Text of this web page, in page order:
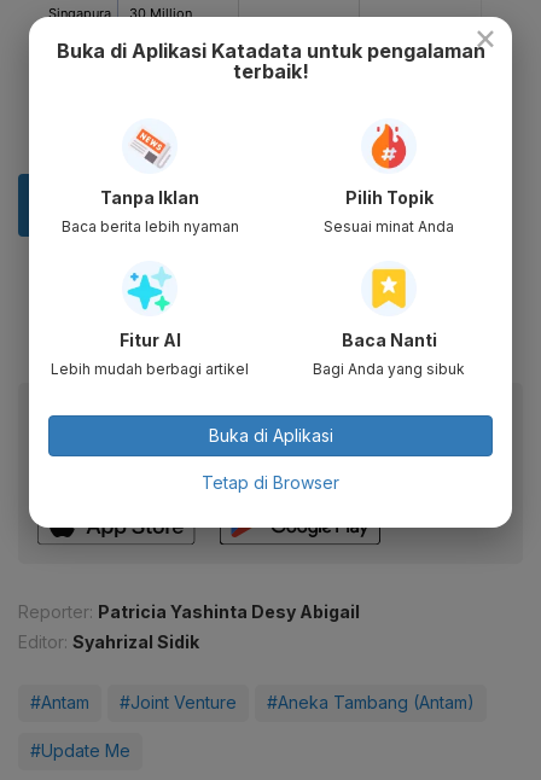
Baca artikel ini lewat aplikasi mobile.
Dapatkan pengalaman membaca lebih nyaman dan nikmati
fitur menarik lainnya lewat aplikasi mobile Katadata.
Reporter: Patricia Yashinta Desy Abigail
Editor: Syahrizal Sidik
#Antam #Joint Venture #Aneka Tambang (Antam)
#Update Me
×
Buka di Aplikasi Katadata untuk pengalaman
terbaik!
Tanpa Iklan
Baca berita lebih nyaman
Pilih Topik
Sesuai minat Anda
Fitur AI
Lebih mudah berbagi artikel
Baca Nanti
Bagi Anda yang sibuk
Buka di Aplikasi
Tetap di Browser